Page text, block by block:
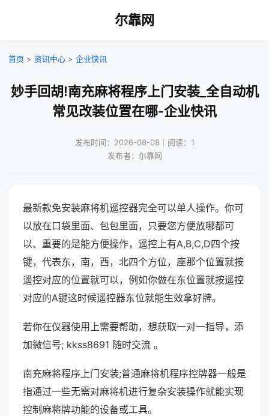
尔靠网
首页 > 资讯中心 > 企业快讯
妙手回胡!南充麻将程序上门安装_全自动机
常见改装位置在哪-企业快讯
发布时间：2026-08-08｜阅读：1
发布者：尔靠网
最新款免安装麻将机遥控器完全可以单人操作。你可
以放在口袋里面、包包里面，只要您方便放哪都可
以、重要的是能方便操作，遥控上有A,B,C,D四个按
键，代表东，南，西，北四个方位，座那个位置就按
遥控对应的位置就可以，例如你做在东位置就按遥控
对应的A键这时候遥控器东位就能生效拿好牌。
若你在仪器使用上需要帮助，想获取一对一指导，添
加微信号; kkss8691 随时交流 。
南充麻将程序上门安装;普通麻将机程序控牌器一般是
指通过一些无需对麻将机进行复杂安装操作就能实现
控制麻将牌功能的设备或工具。